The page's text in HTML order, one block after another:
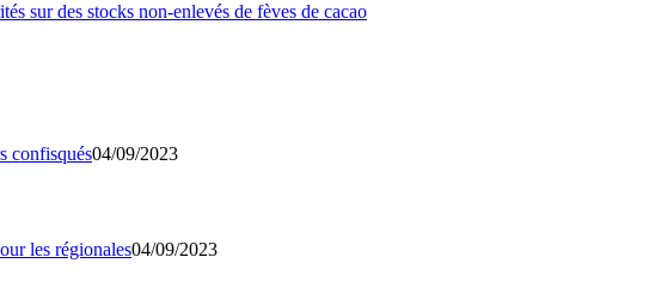
sur des stocks non-enlevés de fèves de cacao
04/09/2023
04/09/2023